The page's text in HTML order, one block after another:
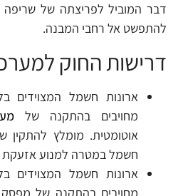
דבר המוביל לפריצתה של
להתפשט אל רחבי המבנה.
דרישות החוק
מחויבים בהתקנה של
אוטומטית. מומלץ להתקין
חשמל במטרה למנוע אזעקת
מחויבים בהתקנה של